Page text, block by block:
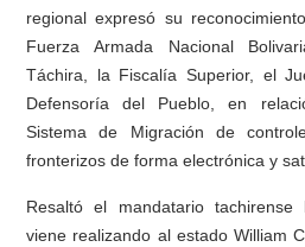
regional expresó su
Fuerza Armada Nacional
Táchira, la Fiscalía Superior, el
Defensoría del Pueblo, en
Sistema de Migración de
fronterizos de forma electrónica y
Resaltó el mandatario
viene realizando al estado William